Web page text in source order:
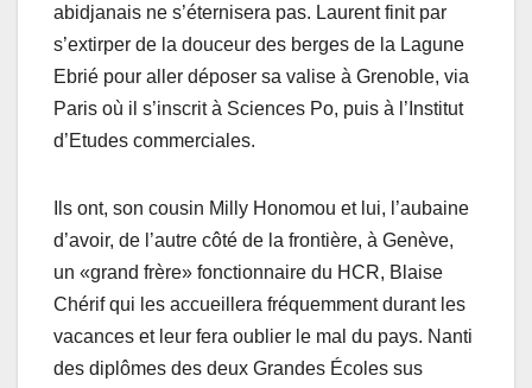
abidjanais ne s’éternisera pas. Laurent finit par
s’extirper de la douceur des berges de la Lagune
Ebrié pour aller déposer sa valise à Grenoble, via
Paris où il s’inscrit à Sciences Po, puis à l’Institut
d’Etudes commerciales.
Ils ont, son cousin Milly Honomou et lui, l’aubaine
d’avoir, de l’autre côté de la frontière, à Genève,
un «grand frère» fonctionnaire du HCR, Blaise
Chérif qui les accueillera fréquemment durant les
vacances et leur fera oublier le mal du pays. Nanti
des diplômes des deux Grandes Écoles sus